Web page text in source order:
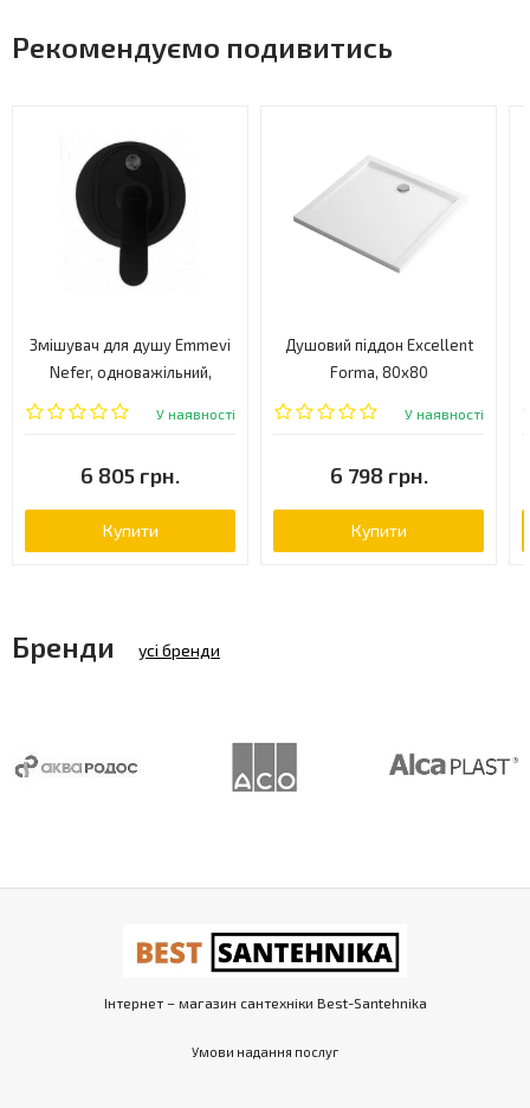
Рекомендуємо подивитись
Змішувач для душу Emmevi
Nefer, одноважільний,
чорний (NEO77019)
У наявності
6 805 грн.
Купити
Душовий піддон Excellent
Forma, 80х80
(BREX.FOR08WHN)
У наявності
6 798 грн.
Купити
Бренди усі бренди
Інтернет – магазин сантехніки Best-Santehnika
Умови надання послуг